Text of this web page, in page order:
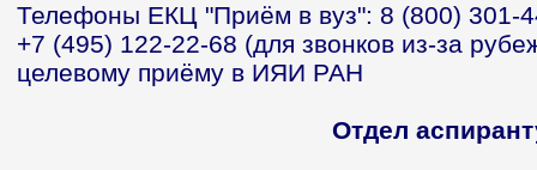
Телефоны ЕКЦ "Приём в вуз": 8 (800) 301-
+7 (495) 122-22-68 (для звонков из-за
целевому приёму в ИЯИ РАН
Отдел